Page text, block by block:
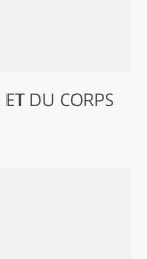
DU CORPS